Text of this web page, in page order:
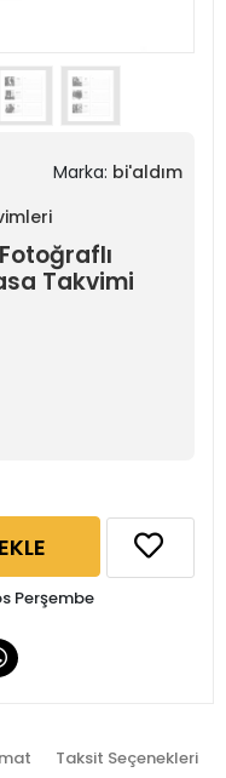
Marka: bi'aldım
Takvimi
SEPETE EKLE
Perşembe
Taksit Seçenekleri